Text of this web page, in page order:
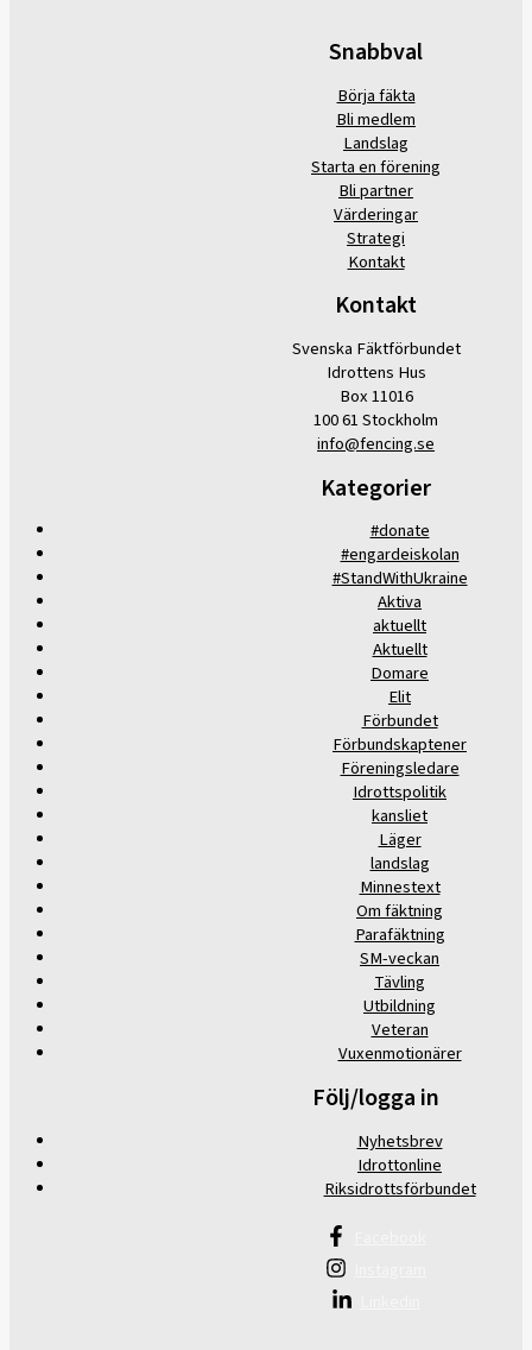
Snabbval
Börja fäkta
Bli medlem
Landslag
Starta en förening
Bli partner
Värderingar
Strategi
Kontakt
Kontakt
Svenska Fäktförbundet
Idrottens Hus
Box 11016
100 61 Stockholm
info@fencing.se
Kategorier
#donate
#engardeiskolan
#StandWithUkraine
Aktiva
aktuellt
Aktuellt
Domare
Elit
Förbundet
Förbundskaptener
Föreningsledare
Idrottspolitik
kansliet
Läger
landslag
Minnestext
Om fäktning
Parafäktning
SM-veckan
Tävling
Utbildning
Veteran
Vuxenmotionärer
Följ/logga in
Nyhetsbrev
Idrottonline
Riksidrottsförbundet